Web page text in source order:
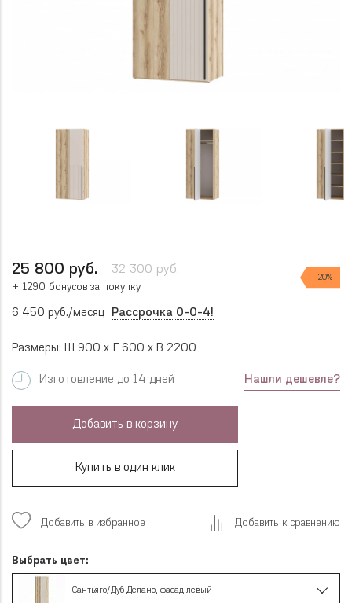
25 800 руб. 32 300 руб.
20%
+ 1290 бонусов за покупку
6 450 руб./месяц Рассрочка 0-0-4!
Размеры: Ш 900 x Г 600 x В 2200
Изготовление до 14 дней Нашли дешевле?
Добавить в корзину
Купить в один клик
Добавить в избранное Добавить к сравнению
Выбрать цвет:
Сантьяго/Дуб Делано, фасад левый